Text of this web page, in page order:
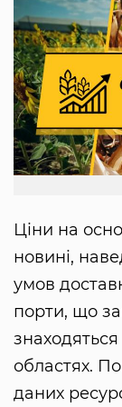
Ціни на
новині,
умов
порти, що
областях.
даних